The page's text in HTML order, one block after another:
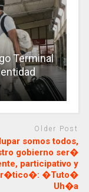
Terminal
Older Post
somos todos,
gobierno ser�
participativo y
�Tuto�
Uh�a